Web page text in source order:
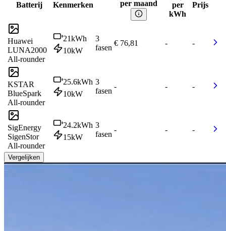
Batterij Kenmerken
per maand
per
kWh
Prijs
Huawei
LUNA2000
All-rounder
21kWh
10kW
3
fasen
€ 76,81 - -
KSTAR
BlueSpark
All-rounder
25.6kWh
10kW
3
fasen
- - -
SigEnergy
SigenStor
All-rounder
24.2kWh
15kW
3
fasen
- - -
Vergelijken